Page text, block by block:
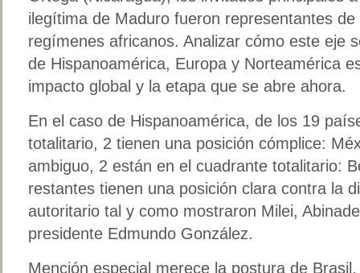
ilegítima de Maduro fueron representantes
regímenes africanos. Analizar cómo este eje
de Hispanoamérica, Europa y Norteamérica
impacto global y la etapa que se abre ahora.
En el caso de Hispanoamérica, de los 19
totalitario, 2 tienen una posición cómplice:
ambiguo, 2 están en el cuadrante totalitario:
restantes tienen una posición clara contra la
autoritario tal y como mostraron Milei,
presidente Edmundo González.
Mención especial merece la postura de